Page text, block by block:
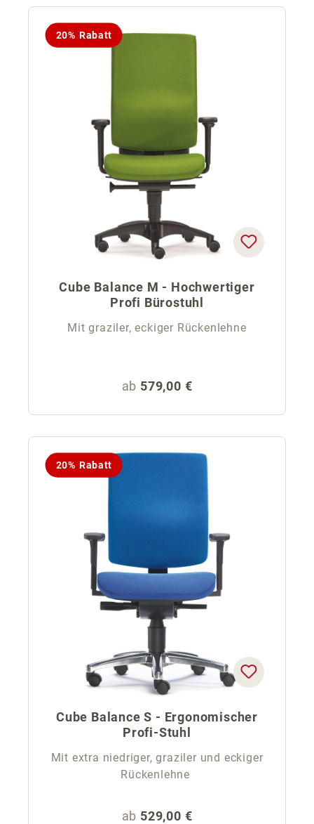
20% Rabatt
Cube Balance M - Hochwertiger
Profi Bürostuhl
Mit graziler, eckiger Rückenlehne
Regulärer Preis:
ab 579,00 €
20% Rabatt
Cube Balance S - Ergonomischer
Profi-Stuhl
Mit extra niedriger, graziler und eckiger
Rückenlehne
Regulärer Preis:
ab 529,00 €